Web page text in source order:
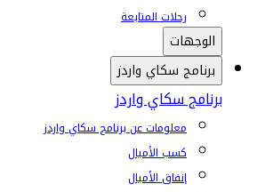
رحلات المتابعة
الوجهات
برنامج سكاي واردز
برنامج سكاي واردز
معلومات عن برنامج سكاي واردز
كسب الأميال
إنفاق الأميال